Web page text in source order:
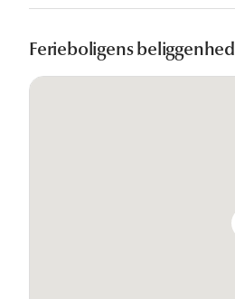
Ferieboligens beliggenhed